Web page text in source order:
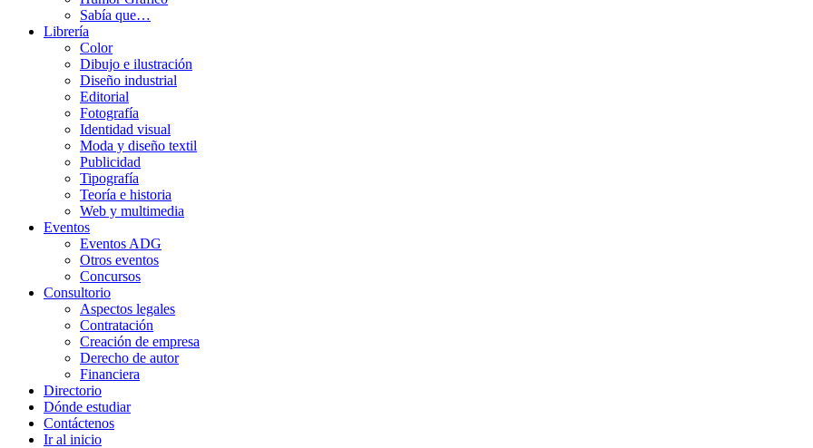
Sabía que…
Librería
Color
Dibujo e ilustración
Diseño industrial
Editorial
Fotografía
Identidad visual
Moda y diseño textil
Publicidad
Tipografía
Teoría e historia
Web y multimedia
Eventos
Eventos ADG
Otros eventos
Concursos
Consultorio
Aspectos legales
Contratación
Creación de empresa
Derecho de autor
Financiera
Directorio
Dónde estudiar
Contáctenos
Ir al inicio